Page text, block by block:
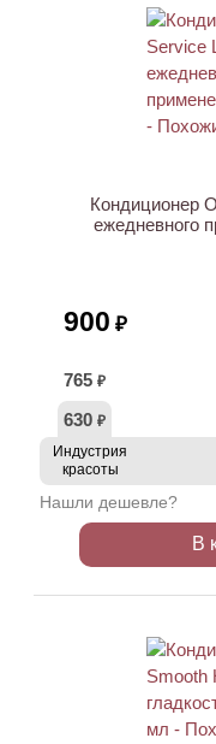
Кондиционер
ежедневного
900 ₽
765 ₽
630 ₽
Индустрия
красоты
Нашли дешевле?
В